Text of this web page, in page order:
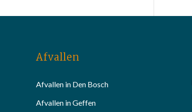
Afvallen
Afvallen in Den Bosch
Afvallen in Geffen